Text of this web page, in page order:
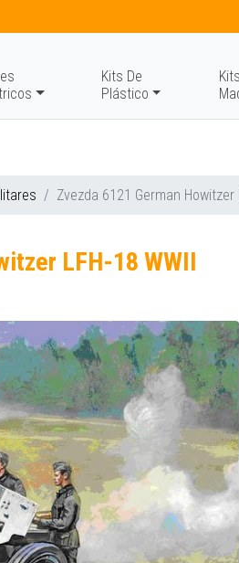
Kits De
Plástico
Zvezda 6121 German Howitzer
LFH-18 WWII